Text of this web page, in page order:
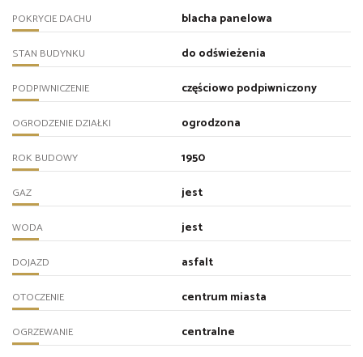
POKRYCIE DACHU blacha panelowa
STAN BUDYNKU do odświeżenia
PODPIWNICZENIE częściowo podpiwniczony
OGRODZENIE DZIAŁKI ogrodzona
ROK BUDOWY 1950
GAZ jest
WODA jest
DOJAZD asfalt
OTOCZENIE centrum miasta
OGRZEWANIE centralne